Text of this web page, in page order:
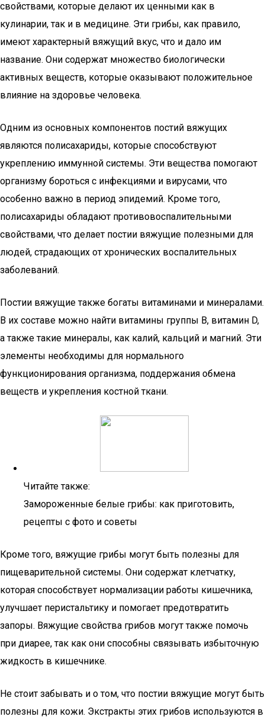
свойствами, которые делают их ценными как в
кулинарии, так и в медицине. Эти грибы, как правило,
имеют характерный вяжущий вкус, что и дало им
название. Они содержат множество биологически
активных веществ, которые оказывают положительное
влияние на здоровье человека.
Одним из основных компонентов постий вяжущих
являются полисахариды, которые способствуют
укреплению иммунной системы. Эти вещества помогают
организму бороться с инфекциями и вирусами, что
особенно важно в период эпидемий. Кроме того,
полисахариды обладают противовоспалительными
свойствами, что делает постии вяжущие полезными для
людей, страдающих от хронических воспалительных
заболеваний.
Постии вяжущие также богаты витаминами и минералами.
В их составе можно найти витамины группы B, витамин D,
а также такие минералы, как калий, кальций и магний. Эти
элементы необходимы для нормального
функционирования организма, поддержания обмена
веществ и укрепления костной ткани.
Читайте также:
Замороженные белые грибы: как приготовить,
рецепты с фото и советы
Кроме того, вяжущие грибы могут быть полезны для
пищеварительной системы. Они содержат клетчатку,
которая способствует нормализации работы кишечника,
улучшает перистальтику и помогает предотвратить
запоры. Вяжущие свойства грибов могут также помочь
при диарее, так как они способны связывать избыточную
жидкость в кишечнике.
Не стоит забывать и о том, что постии вяжущие могут быть
полезны для кожи. Экстракты этих грибов используются в